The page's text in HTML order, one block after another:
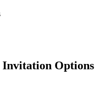
Invitation